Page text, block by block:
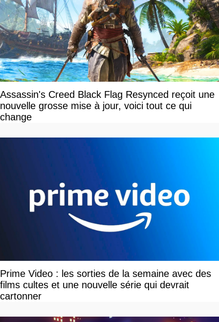
Assassin's Creed Black Flag Resynced reçoit une
nouvelle grosse mise à jour, voici tout ce qui
change
Prime Video : les sorties de la semaine avec des
films cultes et une nouvelle série qui devrait
cartonner